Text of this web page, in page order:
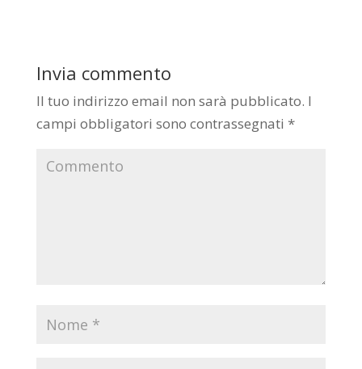
Invia commento
Il tuo indirizzo email non sarà pubblicato. I
campi obbligatori sono contrassegnati *